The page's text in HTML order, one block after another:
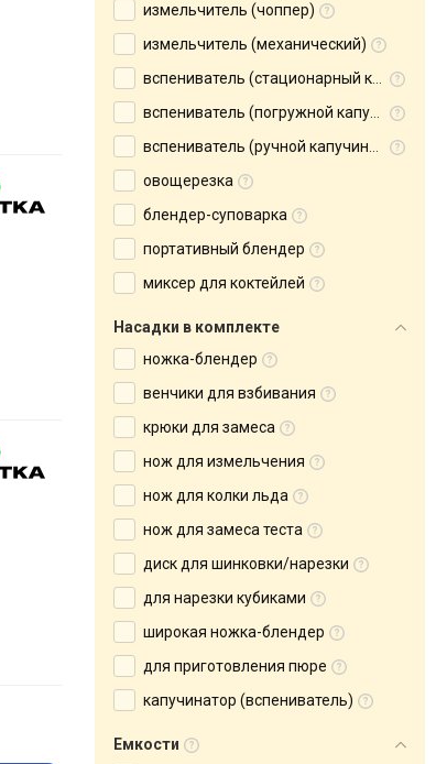
измельчитель (чоппер)
измельчитель (механический)
вспениватель (стационарный капучинатор)
вспениватель (погружной капучинатор)
вспениватель (ручной капучинатор)
овощерезка
блендер-суповарка
портативный блендер
миксер для коктейлей
Насадки в комплекте
ножка-блендер
венчики для взбивания
крюки для замеса
нож для измельчения
нож для колки льда
нож для замеса теста
диск для шинковки/нарезки
для нарезки кубиками
широкая ножка-блендер
для приготовления пюре
капучинатор (вспениватель)
Емкости